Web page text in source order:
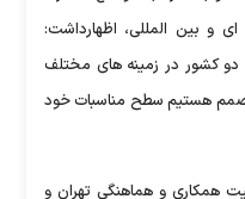
و بین المللی، اظهارداشت:
دو کشور در زمینه های مختلف
هستیم سطح مناسبات خود
همکاری و هماهنگی تهران و